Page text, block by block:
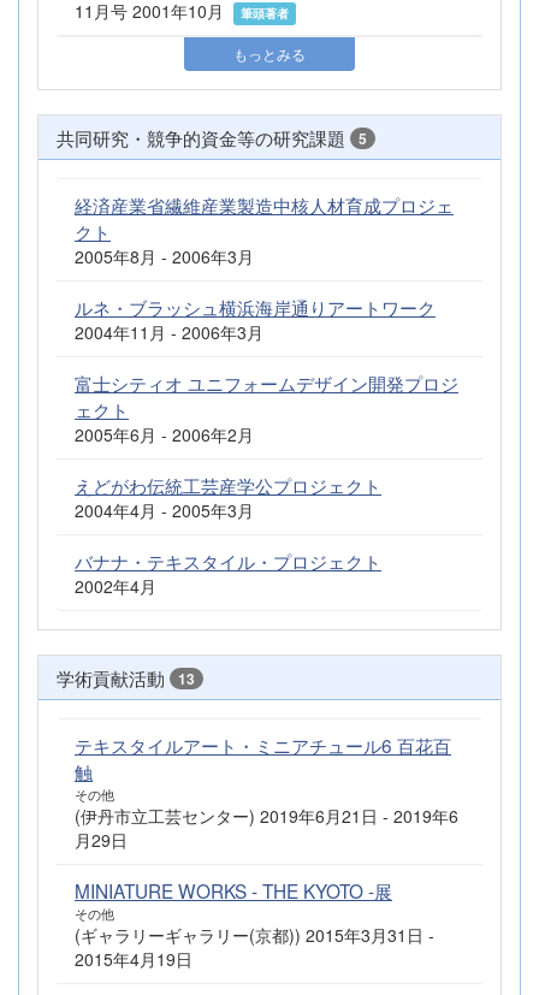
11月号 2001年10月 筆頭著者
もっとみる
共同研究・競争的資金等の研究課題 5
経済産業省繊維産業製造中核人材育成プロジェ
クト
2005年8月 - 2006年3月
ルネ・ブラッシュ横浜海岸通りアートワーク
2004年11月 - 2006年3月
富士シティオ ユニフォームデザイン開発プロジ
ェクト
2005年6月 - 2006年2月
えどがわ伝統工芸産学公プロジェクト
2004年4月 - 2005年3月
バナナ・テキスタイル・プロジェクト
2002年4月
学術貢献活動 13
テキスタイルアート・ミニアチュール6 百花百
触
その他
(伊丹市立工芸センター) 2019年6月21日 - 2019年6
月29日
MINIATURE WORKS - THE KYOTO -展
その他
(ギャラリーギャラリー(京都)) 2015年3月31日 -
2015年4月19日